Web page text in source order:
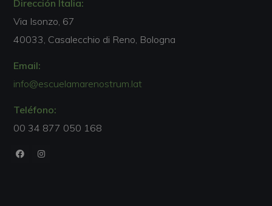
Dirección Italia:
Via Isonzo, 67
40033, Casalecchio di Reno, Bologna
Email:
info@escuelamarenostrum.lat
Teléfono:
00 34 877 050 168